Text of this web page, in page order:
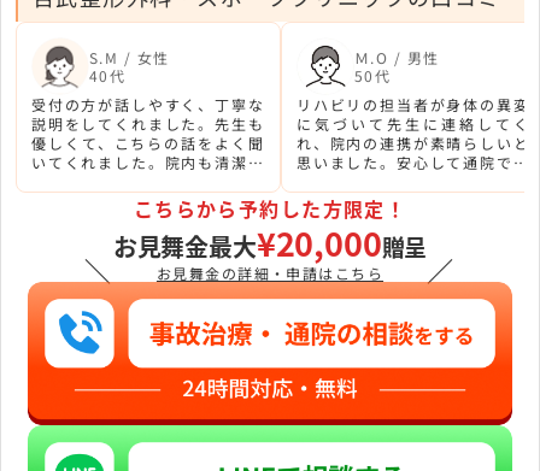
S.M / 女性
40代
受付の方が話しやすく、丁寧な
説明をしてくれました。先生も
優しくて、こちらの話をよく聞
いてくれました。院内も清潔感
Ｍ.O / 男性
50代
リハビリの担当者が身体の異変
に気づいて先生に連絡してく
れ、院内の連携が素晴らしいと
思いました。安心して通院でき
くなって大変だと思いますが、
スタッフのみなさん頑張ってく
ださい。
＼
こちらから予約した方限定！
お見舞金最大¥20,000贈呈
お見舞金の詳細・申請はこちら ／